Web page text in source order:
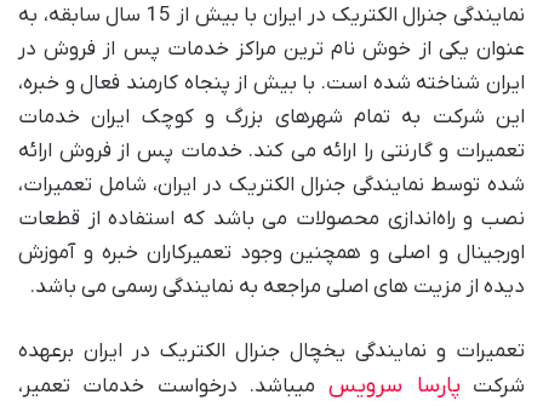
نمایندگی جنرال الکتریک در ایران با بیش از 15 سال سابقه، به
عنوان یکی از خوش نام ترین مراکز خدمات پس از فروش در
ایران شناخته شده است. با بیش از پنجاه کارمند فعال و خبره،
این شرکت به تمام شهرهای بزرگ و کوچک ایران خدمات
تعمیرات و گارنتی را ارائه می کند. خدمات پس از فروش ارائه
شده توسط نمایندگی جنرال الکتریک در ایران، شامل تعمیرات،
نصب و راه‌اندازی محصولات می باشد که استفاده از قطعات
اورجینال و اصلی و همچنین وجود تعمیرکاران خبره و آموزش
دیده از مزیت های اصلی مراجعه به نمایندگی رسمی می باشد.
تعمیرات و نمایندگی یخچال جنرال الکتریک در ایران برعهده
شرکت پارسا سرویس میباشد. درخواست خدمات تعمیر،